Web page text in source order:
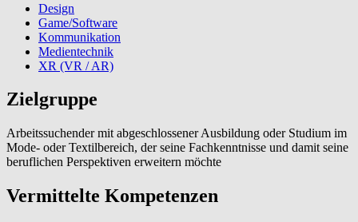
Design
Game/Software
Kommunikation
Medientechnik
XR (VR / AR)
Zielgruppe
Arbeitssuchender mit abgeschlossener Ausbildung oder Studium im
Mode- oder Textilbereich, der seine Fachkenntnisse und damit seine
beruflichen Perspektiven erweitern möchte
Vermittelte Kompetenzen